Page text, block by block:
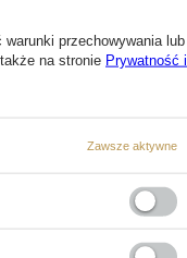
warunki przechowywania lub
na stronie Prywatność i
Zawsze aktywne